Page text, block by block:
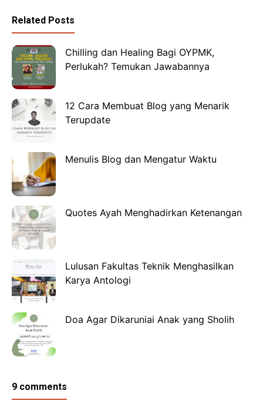
Related Posts
Chilling dan Healing Bagi OYPMK,
Perlukah? Temukan Jawabannya
12 Cara Membuat Blog yang Menarik
Terupdate
Menulis Blog dan Mengatur Waktu
Quotes Ayah Menghadirkan Ketenangan
Lulusan Fakultas Teknik Menghasilkan
Karya Antologi
Doa Agar Dikaruniai Anak yang Sholih
9 comments